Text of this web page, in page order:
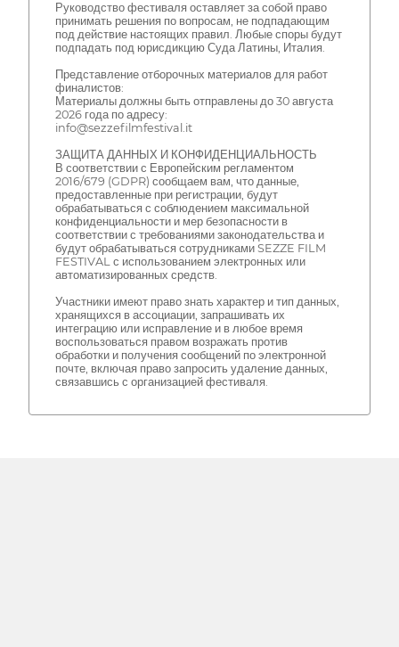
Руководство фестиваля оставляет за собой право
принимать решения по вопросам, не подпадающим
под действие настоящих правил. Любые споры будут
подпадать под юрисдикцию Суда Латины, Италия.
Представление отборочных материалов для работ
финалистов:
Материалы должны быть отправлены до 30 августа
2026 года по адресу:
info@sezzefilmfestival.it
ЗАЩИТА ДАННЫХ И КОНФИДЕНЦИАЛЬНОСТЬ
В соответствии с Европейским регламентом
2016/679 (GDPR) сообщаем вам, что данные,
предоставленные при регистрации, будут
обрабатываться с соблюдением максимальной
конфиденциальности и мер безопасности в
соответствии с требованиями законодательства и
будут обрабатываться сотрудниками SEZZE FILM
FESTIVAL с использованием электронных или
автоматизированных средств.
Участники имеют право знать характер и тип данных,
хранящихся в ассоциации, запрашивать их
интеграцию или исправление и в любое время
воспользоваться правом возражать против
обработки и получения сообщений по электронной
почте, включая право запросить удаление данных,
связавшись с организацией фестиваля.